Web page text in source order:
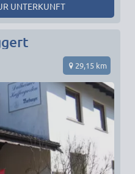
UNTERKUNFT
29,15 km